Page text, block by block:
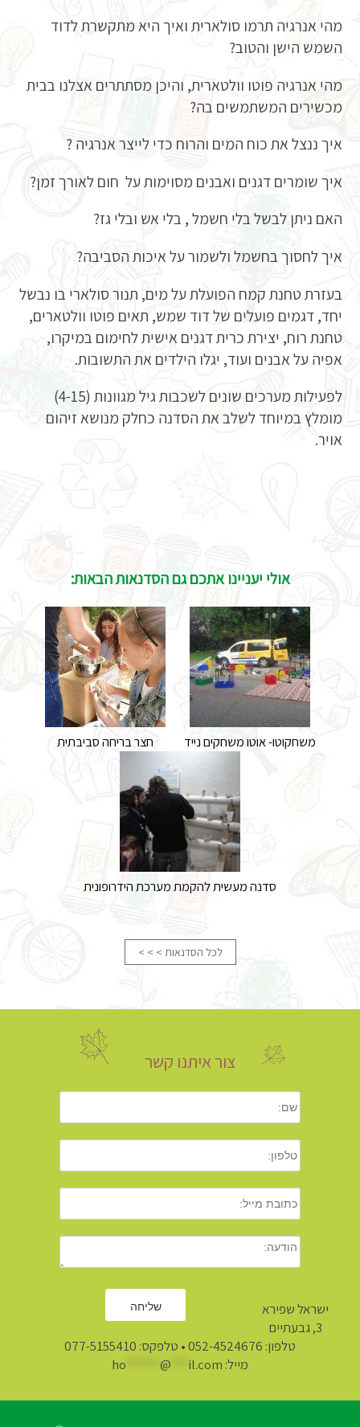
מהי אנרגיה תרמו סולארית ואיך היא מתקשרת לדוד
השמש הישן והטוב?
מהי אנרגיה פוטו וולטארית, והיכן מסתתרים אצלנו בבית
מכשירים המשתמשים בה?
איך ננצל את כוח המים והרוח כדי לייצר אנרגיה ?
איך שומרים דגנים ואבנים מסוימות על חום לאורך זמן?
האם ניתן לבשל בלי חשמל , בלי אש ובלי גז?
איך לחסוך בחשמל ולשמור על איכות הסביבה?
בעזרת טחנת קמח הפועלת על מים, תנור סולארי בו נבשל
יחד, דגמים פועלים של דוד שמש, תאים פוטו וולטארים,
טחנת רוח, יצירת כרית דגנים אישית לחימום במיקרו,
אפיה על אבנים ועוד, יגלו הילדים את התשובות.
לפעילות מערכים שונים לשכבות גיל מגוונות (4-15)
מומלץ במיוחד לשלב את הסדנה כחלק מנושא זיהום
אויר.
אולי יעניינו אתכם גם הסדנאות הבאות:
משחקוטו- אוטו משחקים נייד חצר בריחה סביבתית
סדנה מעשית להקמת מערכת הידרופונית
לכל הסדנאות > > >
צור איתנו קשר
ישראל שפירא
3, גבעתיים
טלפון: 052-4524676• טלפקס: 077-5155410
מייל:
ho @ il.com